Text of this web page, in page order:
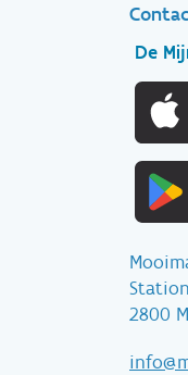
De
2800